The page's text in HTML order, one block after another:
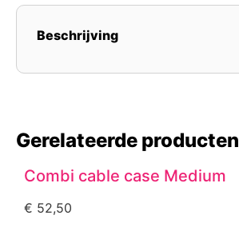
Beschrijving
Gerelateerde producten
Combi cable case Medium
€ 52,50